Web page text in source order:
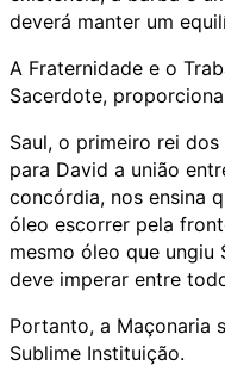
deverá manter um
A Fraternidade e o
Sacerdote,
Saul, o primeiro rei
para David a união
concórdia, nos ensina
óleo escorrer pela
mesmo óleo que ungiu
deve imperar entre
Portanto, a Maçonaria
Sublime Instituição.